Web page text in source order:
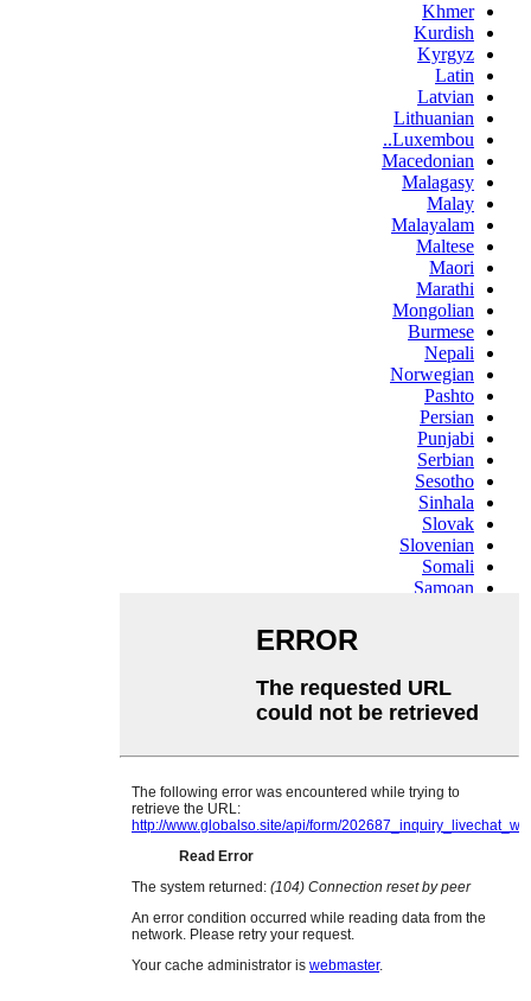
Khmer
Kurdish
Kyrgyz
Latin
Latvian
Lithuanian
Luxembou..
Macedonian
Malagasy
Malay
Malayalam
Maltese
Maori
Marathi
Mongolian
Burmese
Nepali
Norwegian
Pashto
Persian
Punjabi
Serbian
Sesotho
Sinhala
Slovak
Slovenian
Somali
Samoan
Swahili
Tajik
Telugu
Ukrainian
Urdu
Welsh
Xhosa
Yiddish